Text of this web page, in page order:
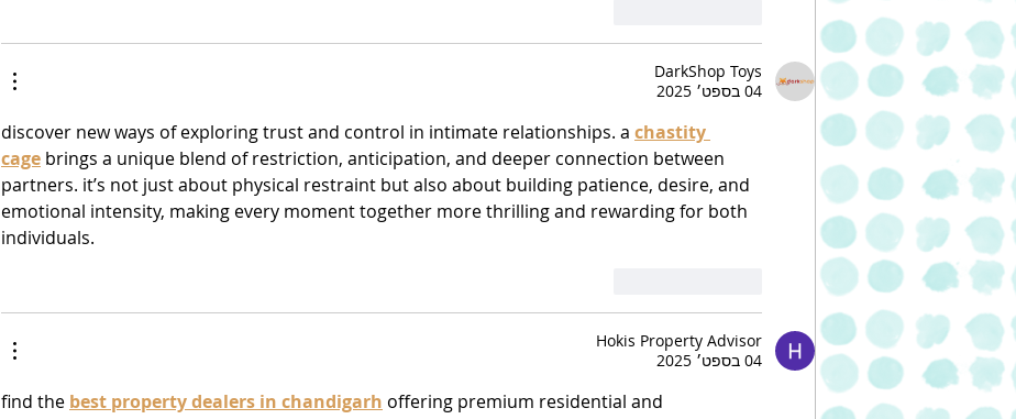
DarkShop Toys
04 בספט׳ 2025
discover new ways of exploring trust and control in intimate relationships. a chastity
cage brings a unique blend of restriction, anticipation, and deeper connection between
partners. it’s not just about physical restraint but also about building patience, desire, and
emotional intensity, making every moment together more thrilling and rewarding for both
individuals.
Hokis Property Advisor
04 בספט׳ 2025
find the best property dealers in chandigarh offering premium residential and